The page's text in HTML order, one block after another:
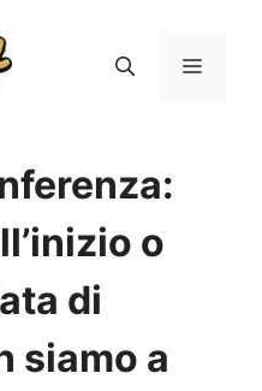
Menu
o
di
siamo a